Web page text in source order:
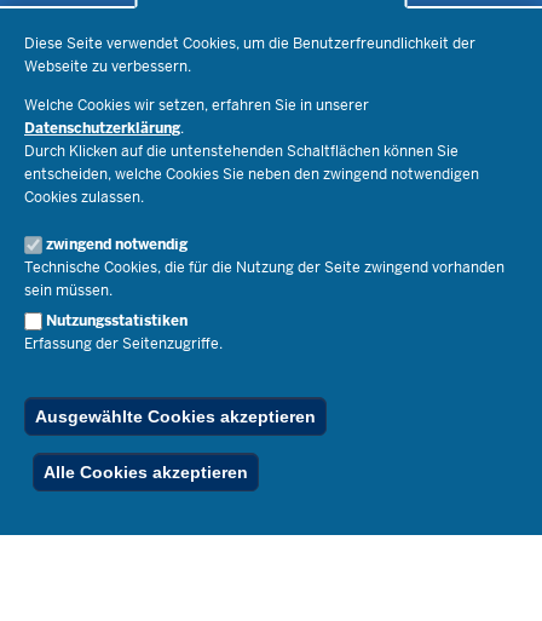
Diese Seite verwendet Cookies, um die Benutzerfreundlichkeit der
Webseite zu verbessern.
Welche Cookies wir setzen, erfahren Sie in unserer
Datenschutzerklärung.
Durch Klicken auf die untenstehenden Schaltflächen können Sie
entscheiden, welche Cookies Sie neben den zwingend notwendigen
Cookies zulassen.
zwingend notwendig
Technische Cookies, die für die Nutzung der Seite zwingend vorhanden
sein müssen.
Nutzungsstatistiken
Erfassung der Seitenzugriffe.
Ausgewählte Cookies akzeptieren
Alle Cookies akzeptieren
Bildungsthemen
Lehrkräfte
Recht
Schulleben
Ministerium
Ministerin Dorothee Feller
Staatssekretär Dr. Urban Mauer
Open Government
Bibliothek
Veranstaltungen
Geschäftsbereich
Presse
Pressefotos
Social Media
Pressekontakt
Service
Schule(n) suchen
Kontakt
Der Weg zu uns
Publikationen
RSS-Feed
Ferienordnung
Spezialangebote
© 2026 Bildungsportal NRW
Below
Footer
Menu
Inhalt Impressum Datenschutz